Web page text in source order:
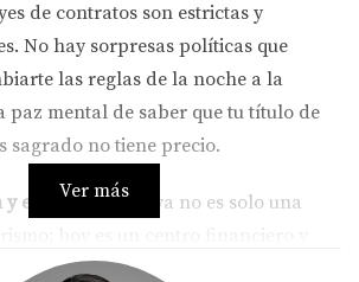
de contratos son estrictas y
No hay sorpresas políticas que
las reglas de la noche a la
paz mental de saber que tu título de
sagrado no tiene precio.
escasez: Miami ya no es solo una
La tierra en el sur de la
Ver más